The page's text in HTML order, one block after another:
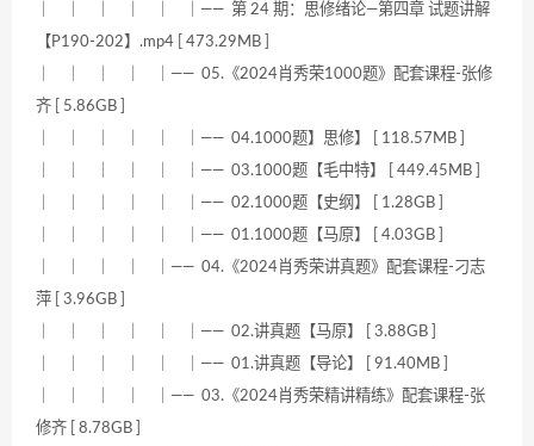
｜ ｜ ｜ ｜ ｜ ｜—— 第 24 期：思修绪论—第四章 试题讲解
【P190-202】.mp4 [ 473.29MB ]
｜ ｜ ｜ ｜ ｜—— 05.《2024肖秀荣1000题》配套课程-张修
齐 [ 5.86GB ]
｜ ｜ ｜ ｜ ｜ ｜—— 04.1000题】思修】 [ 118.57MB ]
｜ ｜ ｜ ｜ ｜ ｜—— 03.1000题【毛中特】 [ 449.45MB ]
｜ ｜ ｜ ｜ ｜ ｜—— 02.1000题【史纲】 [ 1.28GB ]
｜ ｜ ｜ ｜ ｜ ｜—— 01.1000题【马原】 [ 4.03GB ]
｜ ｜ ｜ ｜ ｜—— 04.《2024肖秀荣讲真题》配套课程-刁志
萍 [ 3.96GB ]
｜ ｜ ｜ ｜ ｜ ｜—— 02.讲真题【马原】 [ 3.88GB ]
｜ ｜ ｜ ｜ ｜ ｜—— 01.讲真题【导论】 [ 91.40MB ]
｜ ｜ ｜ ｜ ｜—— 03.《2024肖秀荣精讲精练》配套课程-张
修齐 [ 8.78GB ]